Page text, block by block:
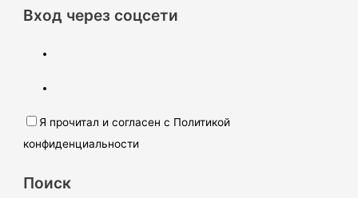
Вход через соцсети
Я прочитал и согласен с Политикой
конфиденциальности
Поиск